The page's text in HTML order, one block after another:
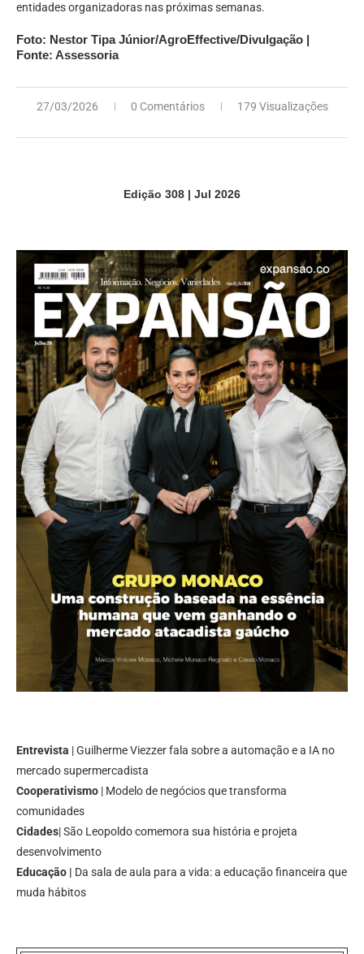
entidades organizadoras nas próximas semanas.
Foto: Nestor Tipa Júnior/AgroEffective/Divulgação |
Fonte: Assessoria
27/03/2026 0 Comentários 179 Visualizações
Edição 308 | Jul 2026
Entrevista | Guilherme Viezzer fala sobre a automação e a IA no
mercado supermercadista
Cooperativismo | Modelo de negócios que transforma
comunidades
Cidades| São Leopoldo comemora sua história e projeta
desenvolvimento
Educação | Da sala de aula para a vida: a educação financeira que
muda hábitos